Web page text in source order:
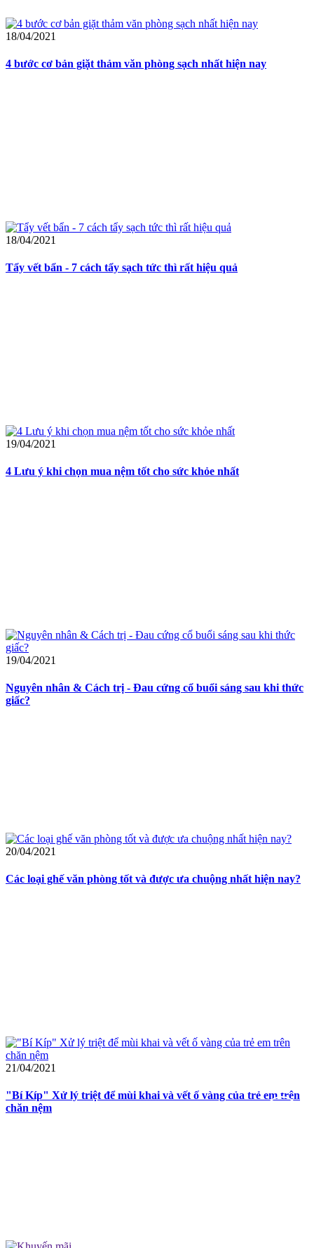
18/04/2021
4 bước cơ bản giặt thảm văn phòng sạch nhất hiện nay
18/04/2021
Tẩy vết bẩn - 7 cách tẩy sạch tức thì rất hiệu quả
19/04/2021
4 Lưu ý khi chọn mua nệm tốt cho sức khỏe nhất
19/04/2021
Nguyên nhân & Cách trị - Đau cứng cổ buổi sáng sau khi thức
giấc?
20/04/2021
Các loại ghế văn phòng tốt và được ưa chuộng nhất hiện nay?
21/04/2021
"Bí Kíp" Xử lý triệt để mùi khai và vết ố vàng của trẻ em trên
chăn nệm